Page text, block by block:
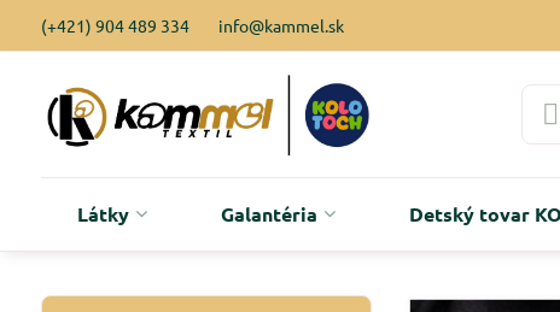
(+421) 904 489 334 info@kammel.sk
Látky Galantéria Detský tovar